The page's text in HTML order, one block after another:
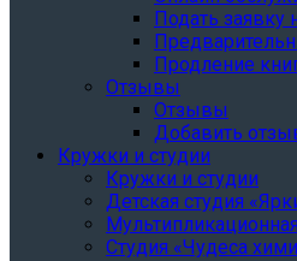
Подать заявку
Продление
Отзывы
Отзывы
Добавить
Кружки и студии
Кружки и студии
Детская студия
Студия «Чудеса